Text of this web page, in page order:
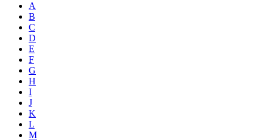
A
B
C
D
E
F
G
H
I
J
K
L
M